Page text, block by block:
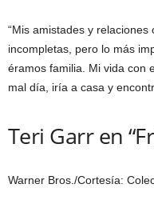
“Mis amistades y
incompletas, pero lo más
éramos familia. Mi vida con
mal día, iría a casa y
Teri Garr en
Warner Bros./Cortesía: